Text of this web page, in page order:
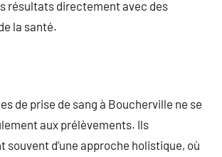
résultats directement avec des
la santé.
de prise de sang à Boucherville ne se
aux prélèvements. Ils
souvent d’une approche holistique, où